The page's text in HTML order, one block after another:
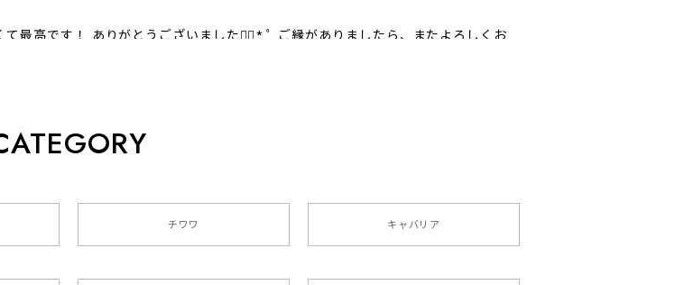
て最高です！ ありがとうございました❁⃘*.ﾟ ご縁がありましたら、またよろしくお
ター 保存容器 お家用 プレゼント 犬 ペット うちの子 犬グッズ
ホケース 犬 うちの子 iPhone & Android
チワワ キャバリア